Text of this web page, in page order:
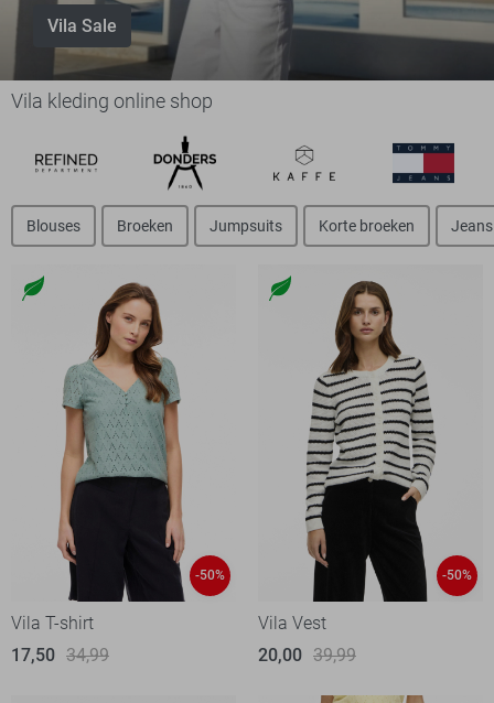
Vila Sale
Vila kleding online shop
Blouses Broeken Jumpsuits Korte broeken Jeans
-50%
Vila T-shirt
17,50 34,99
-50%
Vila Vest
20,00 39,99